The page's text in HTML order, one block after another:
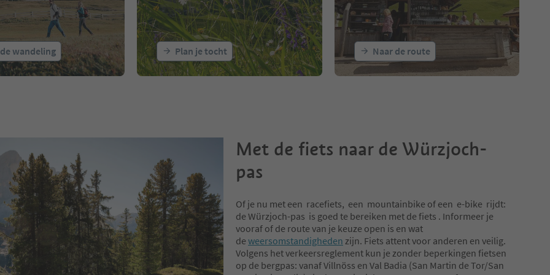
wandeling Plan je tocht Naar de route
Met de fiets naar de Würzjoch-
pas
Of je nu met een racefiets, een mountainbike of een e-bike rijdt:
de Würzjoch-pas is goed te bereiken met de fiets . Informeer je
vooraf of de route van je keuze open is en wat
de weersomstandigheden zijn. Fiets attent voor anderen en veilig.
Volgens het verkeersreglement kun je zonder beperkingen fietsen
op de bergpas: vanaf Villnöss en Val Badia (San Martin de Tor/San